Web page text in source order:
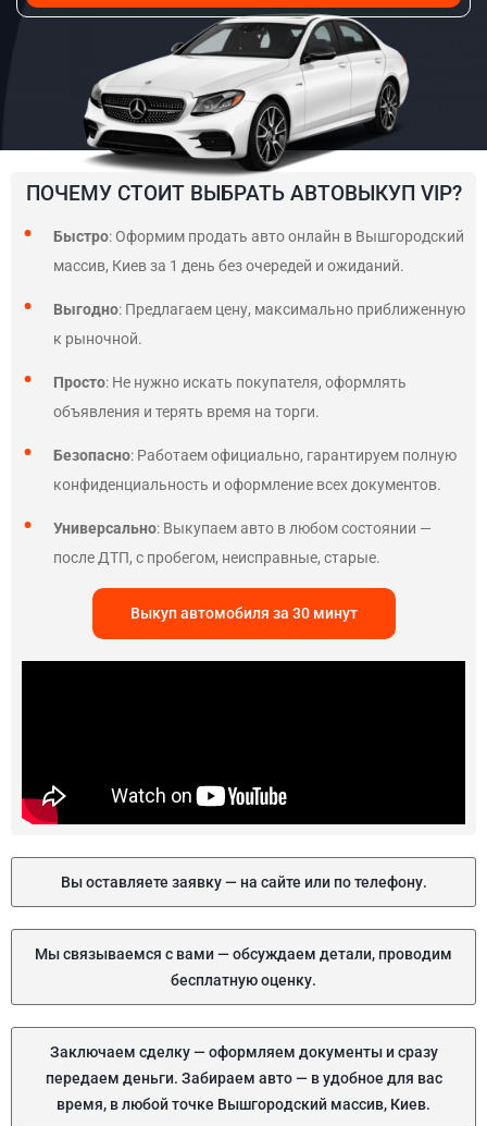
ПОЧЕМУ СТОИТ ВЫБРАТЬ АВТОВЫКУП VIP?
Быстро: Оформим продать авто онлайн в Вышгородский
массив, Киев за 1 день без очередей и ожиданий.
Выгодно: Предлагаем цену, максимально приближенную
к рыночной.
Просто: Не нужно искать покупателя, оформлять
объявления и терять время на торги.
Безопасно: Работаем официально, гарантируем полную
конфиденциальность и оформление всех документов.
Универсально: Выкупаем авто в любом состоянии —
после ДТП, с пробегом, неисправные, старые.
Выкуп автомобиля за 30 минут
Вы оставляете заявку — на сайте или по телефону.
Мы связываемся с вами — обсуждаем детали, проводим
бесплатную оценку.
Заключаем сделку — оформляем документы и сразу
передаем деньги. Забираем авто — в удобное для вас
время, в любой точке Вышгородский массив, Киев.